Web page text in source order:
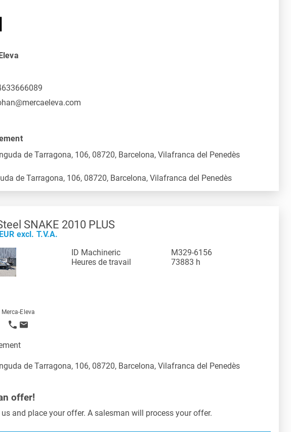
de Tarragona, 106, 08720, Barcelona, Vilafranca del Penedès
SNAKE 2010 PLUS
excl. T.V.A.
ID Machineric
M329-6156
Heures de travail
73883 h
Merca-Eleva
de Tarragona, 106, 08720, Barcelona, Vilafranca del Penedès
offer!
and place your offer. A salesman will process your offer.